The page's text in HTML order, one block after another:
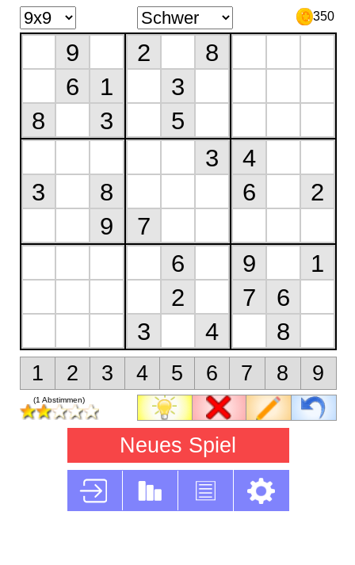
350
9
6
1
8
3
2
8
3
5
3
8
9
3
7
4
6
2
6
2
3
4
9
1
7
6
8
1 2 3 4 5 6 7 8 9
(1 Abstimmen)
Neues Spiel